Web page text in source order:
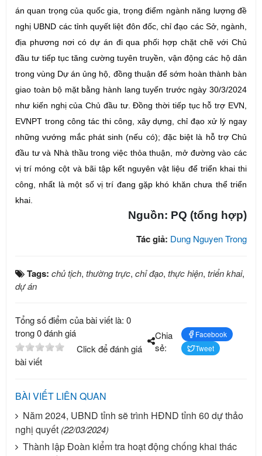
án quan trọng của quốc gia, trọng điểm ngành năng lượng đề
nghị UBND các tỉnh quyết liệt đôn đốc, chỉ đạo các Sở, ngành,
địa phương nơi có dự án đi qua phối hợp chặt chẽ với Chủ
đầu tư tiếp tục tăng cường tuyên truyền, vận động các hộ dân
trong vùng Dự án ủng hộ, đồng thuận để sớm hoàn thành bàn
giao toàn bộ mặt bằng hành lang tuyến trước ngày 30/3/2024
như kiến nghị của Chủ đầu tư. Đồng thời tiếp tục hỗ trợ EVN,
EVNPT trong công tác thi công, xây dựng, chỉ đạo xử lý ngay
những vướng mắc phát sinh (nếu có); đặc biệt là hỗ trợ Chủ
đầu tư và Nhà thầu trong việc thỏa thuận, mở đường vào các
vị trí móng cột và bãi tập kết nguyên vật liệu để triển khai thi
công, nhất là một số vị trí đang gặp khó khăn chưa thể triển
khai.
Nguồn: PQ (tổng hợp)
Tác giả: Dung Nguyen Trong
Tags: chủ tịch, thường trực, chỉ đạo, thực hiện, triển khai,
dự án
Tổng số điểm của bài viết là: 0
trong 0 đánh giá
Click để đánh giá
bài viết
Chia
sẻ:
Facebook
Tweet
BÀI VIẾT LIÊN QUAN
Năm 2024, UBND tỉnh sẽ trình HĐND tỉnh 60 dự thảo
nghị quyết (22/03/2024)
Thành lập Đoàn kiểm tra hoạt động chống khai thác